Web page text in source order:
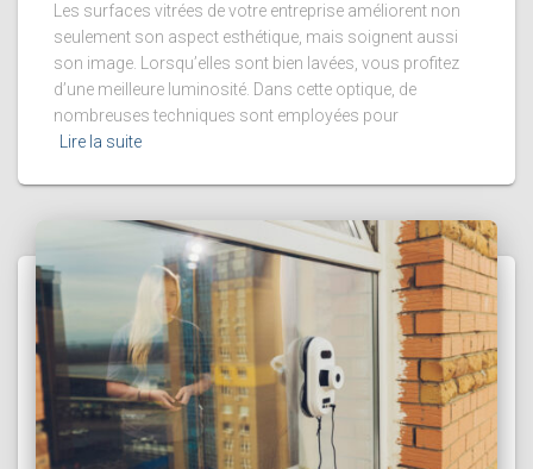
Les surfaces vitrées de votre entreprise améliorent non
seulement son aspect esthétique, mais soignent aussi
son image. Lorsqu’elles sont bien lavées, vous profitez
d’une meilleure luminosité. Dans cette optique, de
nombreuses techniques sont employées pour
Lire la suite